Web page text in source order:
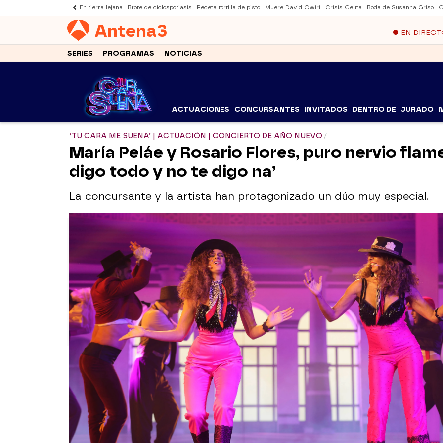
En tierra lejana Brote de ciclosporiasis Receta tortilla de pisto Muere David Owiri Crisis Ceuta Boda de Susanna Griso
Antena3 EN
SERIES PROGRAMAS NOTICIAS
ACTUACIONES CONCURSANTES INVITADOS DENTRO DE JURADO
‘TU CARA ME SUENA’ | ACTUACIÓN | CONCIERTO DE AÑO NUEVO
María Peláe y Rosario Flores, puro nervio
digo todo y no te digo na’
La concursante y la artista han protagonizado un dúo muy especial.
antena3.com
Madrid
Publicado: 01 de enero de 2022, 23:12
WhatsappFacebook
X
María Peláe
ha vuelto a vivir un dúo maravilloso sobre el
escenario de ‘ Tu cara me suena